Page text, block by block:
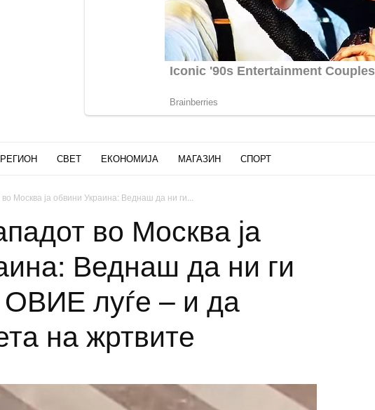
РЕГИОН СВЕТ ЕКОНОМИЈА МАГАЗИН СПОРТ
Москва ја обвини Украина: Веднаш да ни ги...
во Москва ја
Веднаш да ни ги
ОВИЕ луѓе – и да
на жртвите